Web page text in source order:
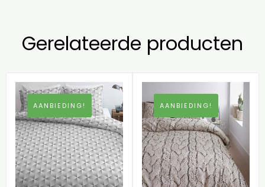
Gerelateerde producten
AANBIEDING! AANBIEDING!